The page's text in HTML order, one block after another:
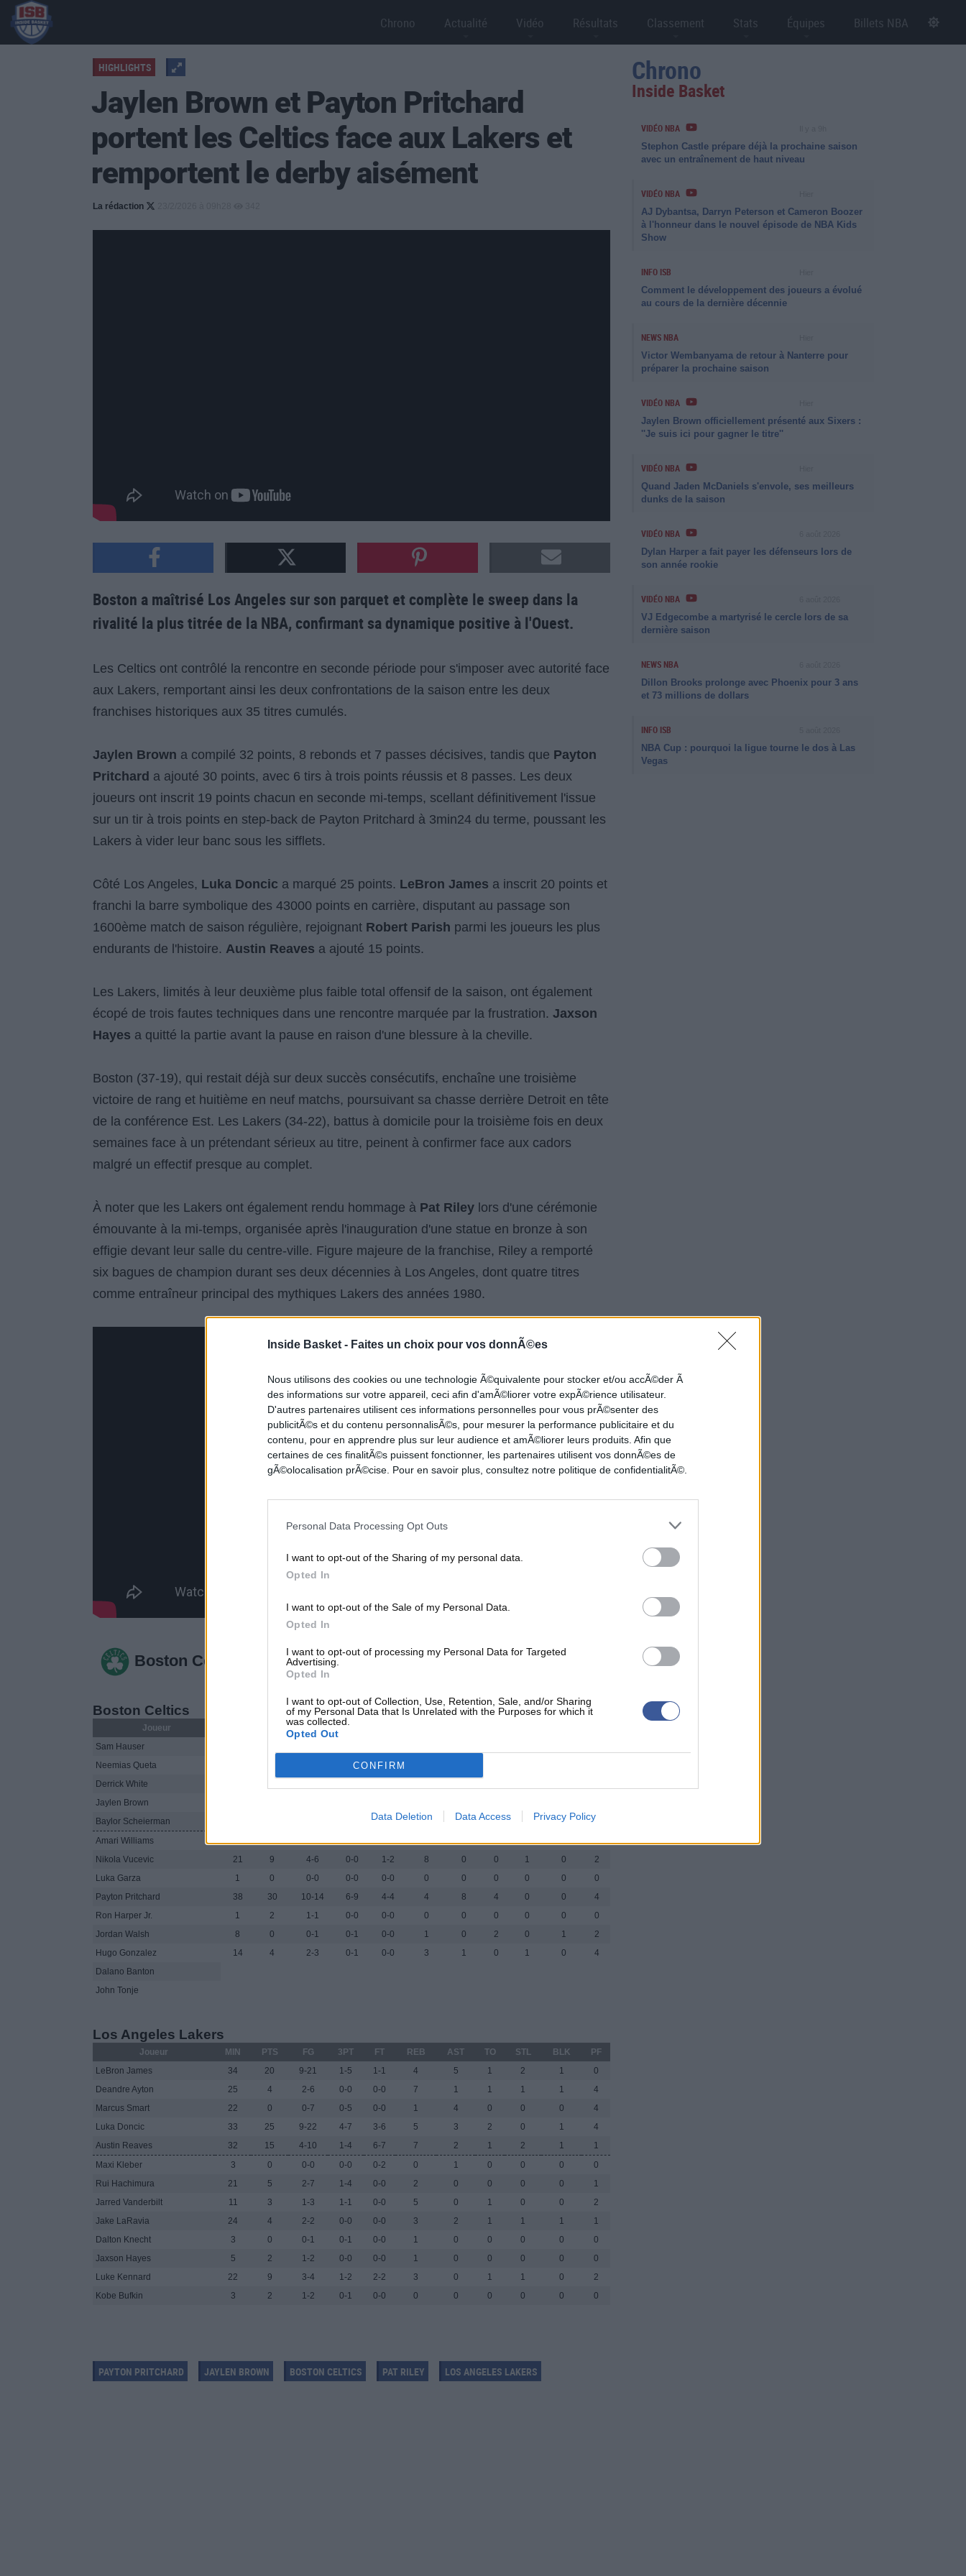
Inside Basket - Faites un choix pour vos donnÃ©es
Nous utilisons des cookies ou une technologie Ã©quivalente pour stocker et/ou accÃ©der Ã
des informations sur votre appareil, ceci afin d'amÃ©liorer votre expÃ©rience utilisateur.
D'autres partenaires utilisent ces informations personnelles pour vous prÃ©senter des
publicitÃ©s et du contenu personnalisÃ©s, pour mesurer la performance publicitaire et du
contenu, pour en apprendre plus sur leur audience et amÃ©liorer leurs produits. Afin que
certaines de ces finalitÃ©s puissent fonctionner, les partenaires utilisent vos donnÃ©es de
gÃ©olocalisation prÃ©cise. Pour en savoir plus, consultez notre politique de confidentialitÃ©.
Personal Data Processing Opt Outs
I want to opt-out of the Sharing of my personal data.
Opted In
I want to opt-out of the Sale of my Personal Data.
Opted In
I want to opt-out of processing my Personal Data for Targeted
Advertising.
Opted In
I want to opt-out of Collection, Use, Retention, Sale, and/or Sharing
of my Personal Data that Is Unrelated with the Purposes for which it
was collected.
Opted Out
CONFIRM
Data Deletion Data Access Privacy Policy
Chrono Actualité Vidéo Résultats Classement Stats Équipes Billets NBA
HIGHLIGHTS
Jaylen Brown et Payton Pritchard
portent les Celtics face aux Lakers et
remportent le derby aisément
La rédaction
Boston a maîtrisé Los Angeles sur son parquet et complète le sweep dans la
rivalité la plus titrée de la NBA, confirmant sa dynamique positive à l'Ouest.
Les Celtics ont contrôlé la rencontre en seconde période pour s'imposer avec autorité face
aux Lakers, remportant ainsi les deux confrontations de la saison entre les deux
franchises historiques aux 35 titres cumulés.
Jaylen Brown a compilé 32 points, 8 rebonds et 7 passes décisives, tandis que Payton
Pritchard a ajouté 30 points, avec 6 tirs à trois points réussis et 8 passes. Les deux
joueurs ont inscrit 19 points chacun en seconde mi-temps, scellant définitivement l'issue
sur un tir à trois points en step-back de Payton Pritchard à 3min24 du terme, poussant les
Lakers à vider leur banc sous les sifflets.
Côté Los Angeles, Luka Doncic a marqué 25 points. LeBron James a inscrit 20 points et
franchi la barre symbolique des 43000 points en carrière, disputant au passage son
1600ème match de saison régulière, rejoignant Robert Parish parmi les joueurs les plus
endurants de l'histoire. Austin Reaves a ajouté 15 points.
Les Lakers, limités à leur deuxième plus faible total offensif de la saison, ont également
écopé de trois fautes techniques dans une rencontre marquée par la frustration. Jaxson
Hayes a quitté la partie avant la pause en raison d'une blessure à la cheville.
Boston (37-19), qui restait déjà sur deux succès consécutifs, enchaîne une troisième
victoire de rang et huitième en neuf matchs, poursuivant sa chasse derrière Detroit en tête
de la conférence Est. Les Lakers (34-22), battus à domicile pour la troisième fois en deux
semaines face à un prétendant sérieux au titre, peinent à confirmer face aux cadors
malgré un effectif presque au complet.
À noter que les Lakers ont également rendu hommage à Pat Riley lors d'une cérémonie
émouvante à la mi-temps, organisée après l'inauguration d'une statue en bronze à son
effigie devant leur salle du centre-ville. Figure majeure de la franchise, Riley a remporté
six bagues de champion durant ses deux décennies à Los Angeles, dont quatre titres
comme entraîneur principal des mythiques Lakers des années 1980.
Boston Celtics 111 Los Angeles Lakers 89
Boston Celtics
Joueur FG 3PT
Sam Hauser
Neemias Queta
0-0 2-2
Derrick White
Jaylen Brown
Baylor Scheierman
0-0 2 2 0 0
1
Amari Williams
1 0 0-0 0-0 0-0 1 0 0 0 0
0
Nikola Vucevic
21 9 4-6 0-0 1-2 8 0 0 1 0
2
Luka Garza
1 0 0-0 0-0 0-0 0 0 0 0 0
0
Payton Pritchard
38 30 10-14 6-9 4-4 4 8 4 0 0
4
Ron Harper Jr.
1 2 1-1 0-0 0-0 0 0 0 0 0
0
Jordan Walsh
8 0 0-1 0-1 0-0 1 0 2 0 1
2
Hugo Gonzalez
14 4 2-3 0-1 0-0 3 1 0 1 0
4
Dalano Banton
John Tonje
Los Angeles Lakers
Joueur MIN PTS FG 3PT FT REB AST TO STL BLK
PF
LeBron James
34 20 9-21 1-5 1-1 4 5 1 2 1
0
Deandre Ayton
25 4 2-6 0-0 0-0 7 1 1 1 1
4
Marcus Smart
22 0 0-7 0-5 0-0 1 4 0 0 0
4
Luka Doncic
33 25 9-22 4-7 3-6 5 3 2 0 1
4
Austin Reaves
32 15 4-10 1-4 6-7 7 2 1 2 1
1
Maxi Kleber
3 0 0-0 0-0 0-2 0 1 0 0 0
0
Rui Hachimura
21 5 2-7 1-4 0-0 2 0 0 0 0
1
Jarred Vanderbilt
11 3 1-3 1-1 0-0 5 0 1 0 0
2
Jake LaRavia
24 4 2-2 0-0 0-0 3 2 1 1 1
1
Dalton Knecht
3 0 0-1 0-1 0-0 1 0 0 0 0
0
Jaxson Hayes
5 2 1-2 0-0 0-0 1 0 0 0 0
0
Luke Kennard
22 9 3-4 1-2 2-2 3 0 1 1 0
2
Kobe Bufkin
3 2 1-2 0-1 0-0 0 0 0 0 0 0
PAYTON PRITCHARD JAYLEN BROWN BOSTON CELTICS PAT RILEY LOS ANGELES LAKERS
Chrono
Inside Basket
VIDÉO NBA
Stephon Castle prépare déjà la prochaine saison
avec un entraînement de haut niveau
VIDÉO NBA
AJ Dybantsa, Darryn Peterson et Cameron Boozer
à l'honneur dans le nouvel épisode de NBA Kids
Show
INFO ISB
Comment le développement des joueurs a évolué
au cours de la dernière décennie
NEWS NBA
Victor Wembanyama de retour à Nanterre pour
préparer la prochaine saison
VIDÉO NBA
Jaylen Brown officiellement présenté aux Sixers :
''Je suis ici pour gagner le titre''
VIDÉO NBA
Quand Jaden McDaniels s'envole, ses meilleurs
dunks de la saison
VIDÉO NBA
Dylan Harper a fait payer les défenseurs lors de
son année rookie
VIDÉO NBA
VJ Edgecombe a martyrisé le cercle lors de sa
dernière saison
NEWS NBA
Dillon Brooks prolonge avec Phoenix pour 3 ans
et 73 millions de dollars
INFO ISB
NBA Cup : pourquoi la ligue tourne le dos à Las
Vegas